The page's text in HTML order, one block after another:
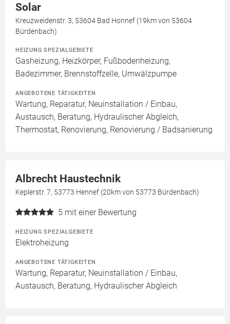
Solar
Kreuzweidenstr. 3, 53604 Bad Honnef (19km von 53604
Bürdenbach)
HEIZUNG SPEZIALGEBIETE
Gasheizung, Heizkörper, Fußbodenheizung,
Badezimmer, Brennstoffzelle, Umwälzpumpe
ANGEBOTENE TÄTIGKEITEN
Wartung, Reparatur, Neuinstallation / Einbau,
Austausch, Beratung, Hydraulischer Abgleich,
Thermostat, Renovierung, Renovierung / Badsanierung
Albrecht Haustechnik
Keplerstr. 7, 53773 Hennef (20km von 53773 Bürdenbach)
5 mit einer Bewertung
HEIZUNG SPEZIALGEBIETE
Elektroheizung
ANGEBOTENE TÄTIGKEITEN
Wartung, Reparatur, Neuinstallation / Einbau,
Austausch, Beratung, Hydraulischer Abgleich